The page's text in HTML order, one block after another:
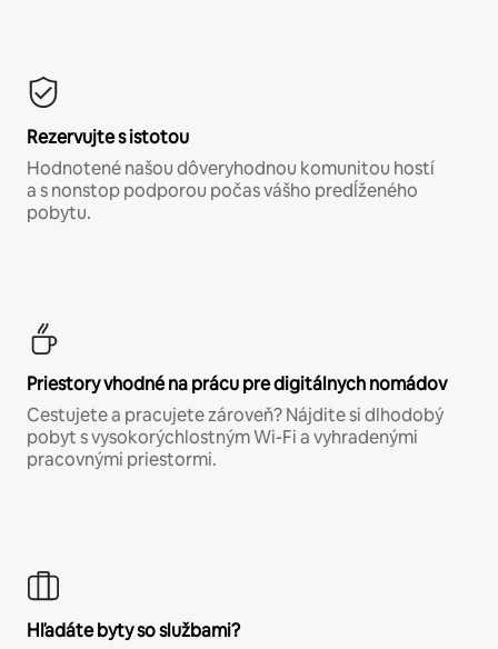
Rezervujte s istotou
Hodnotené našou dôveryhodnou komunitou hostí
a s nonstop podporou počas vášho predĺženého
pobytu.
Priestory vhodné na prácu pre digitálnych nomádov
Cestujete a pracujete zároveň? Nájdite si dlhodobý
pobyt s vysokorýchlostným Wi-Fi a vyhradenými
pracovnými priestormi.
Hľadáte byty so službami?